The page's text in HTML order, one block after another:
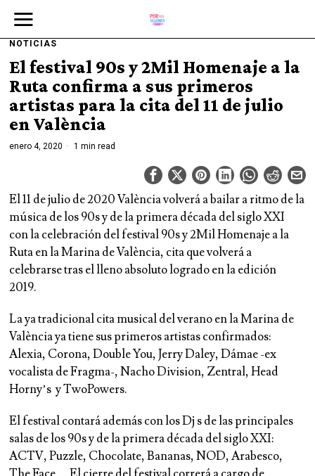
NOTICIAS
El festival 90s y 2Mil Homenaje a la
Ruta confirma a sus primeros
artistas para la cita del 11 de julio
en València
enero 4, 2020 1 min read
El 11 de julio de 2020 València volverá a bailar a ritmo de la
música de los 90s y de la primera década del siglo XXI
con la celebración del festival 90s y 2Mil Homenaje a la
Ruta en la Marina de València, cita que volverá a
celebrarse tras el lleno absoluto logrado en la edición
2019.
La ya tradicional cita musical del verano en la Marina de
València ya tiene sus primeros artistas confirmados:
Alexia, Corona, Double You, Jerry Daley, Dámae -ex
vocalista de Fragma-, Nacho Division, Zentral, Head
Horny’s y TwoPowers.
El festival contará además con los Dj s de las principales
salas de los 90s y de la primera década del siglo XXI:
ACTV, Puzzle, Chocolate, Bananas, NOD, Arabesco,